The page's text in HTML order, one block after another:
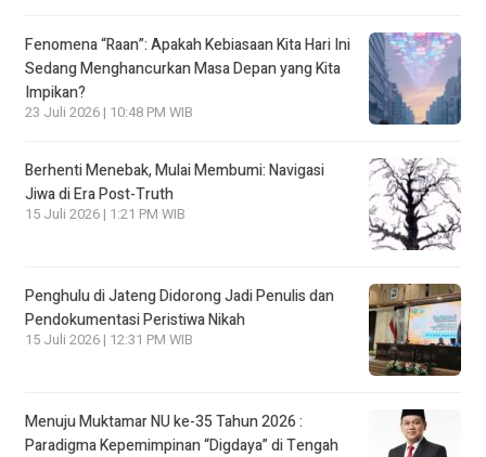
Fenomena “Raan”: Apakah Kebiasaan Kita Hari Ini
Sedang Menghancurkan Masa Depan yang Kita
Impikan?
23 Juli 2026 | 10:48 PM WIB
Berhenti Menebak, Mulai Membumi: Navigasi
Jiwa di Era Post-Truth
15 Juli 2026 | 1:21 PM WIB
Penghulu di Jateng Didorong Jadi Penulis dan
Pendokumentasi Peristiwa Nikah
15 Juli 2026 | 12:31 PM WIB
Menuju Muktamar NU ke-35 Tahun 2026 :
Paradigma Kepemimpinan “Digdaya” di Tengah